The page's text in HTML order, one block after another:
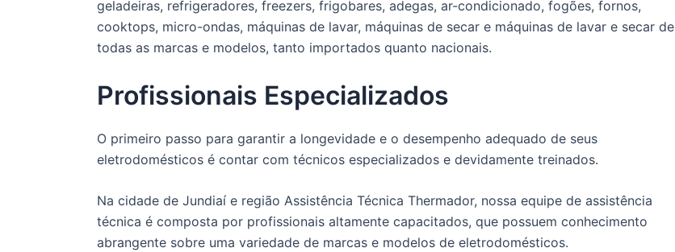
geladeiras, refrigeradores, freezers, frigobares, adegas, ar-condicionado, fogões, fornos,
cooktops, micro-ondas, máquinas de lavar, máquinas de secar e máquinas de lavar e secar de
todas as marcas e modelos, tanto importados quanto nacionais.
Profissionais Especializados
O primeiro passo para garantir a longevidade e o desempenho adequado de seus
eletrodomésticos é contar com técnicos especializados e devidamente treinados.
Na cidade de Jundiaí e região Assistência Técnica Thermador, nossa equipe de assistência
técnica é composta por profissionais altamente capacitados, que possuem conhecimento
abrangente sobre uma variedade de marcas e modelos de eletrodomésticos.